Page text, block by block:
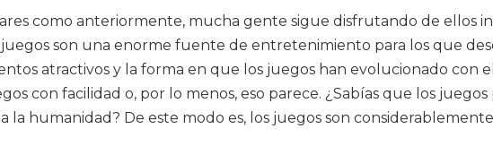
como anteriormente, mucha gente sigue disfrutando de ellos
son una enorme fuente de entretenimiento para los que
atractivos y la forma en que los juegos han evolucionado con
con facilidad o, por lo menos, eso parece. ¿Sabías que los juegos
humanidad? De este modo es, los juegos son